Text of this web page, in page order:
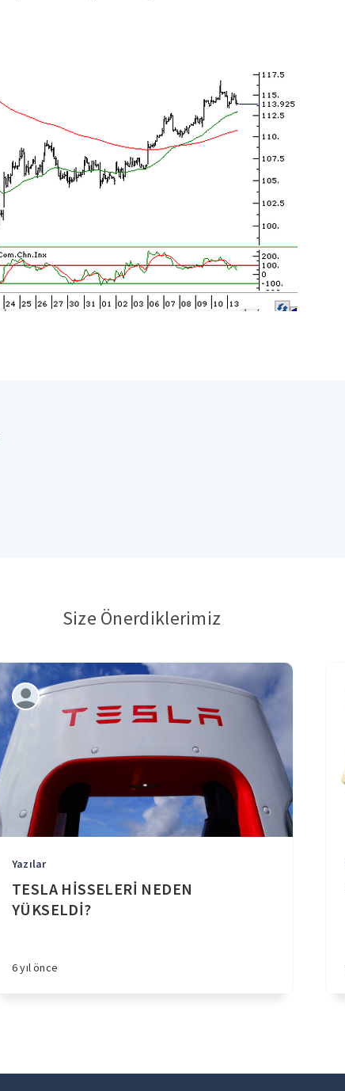
Size Önerdiklerimiz
Yazılar
TESLA HİSSELERİ NEDEN
YÜKSELDİ?
6 yıl önce